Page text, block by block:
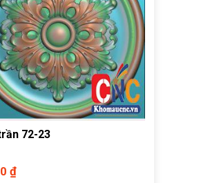
72-23
₫